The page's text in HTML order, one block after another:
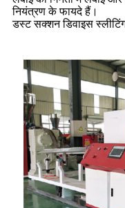
नियंत्रण के फायदे हैं।
डस्ट सक्शन डिवाइस